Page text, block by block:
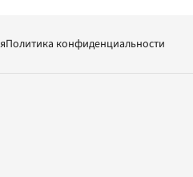
Политика конфиденциальности